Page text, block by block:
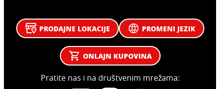
PRODAJNE LOKACIJE PROMENI JEZIK
ONLAJN KUPOVINA
Pratite nas i na društvenim mrežama: